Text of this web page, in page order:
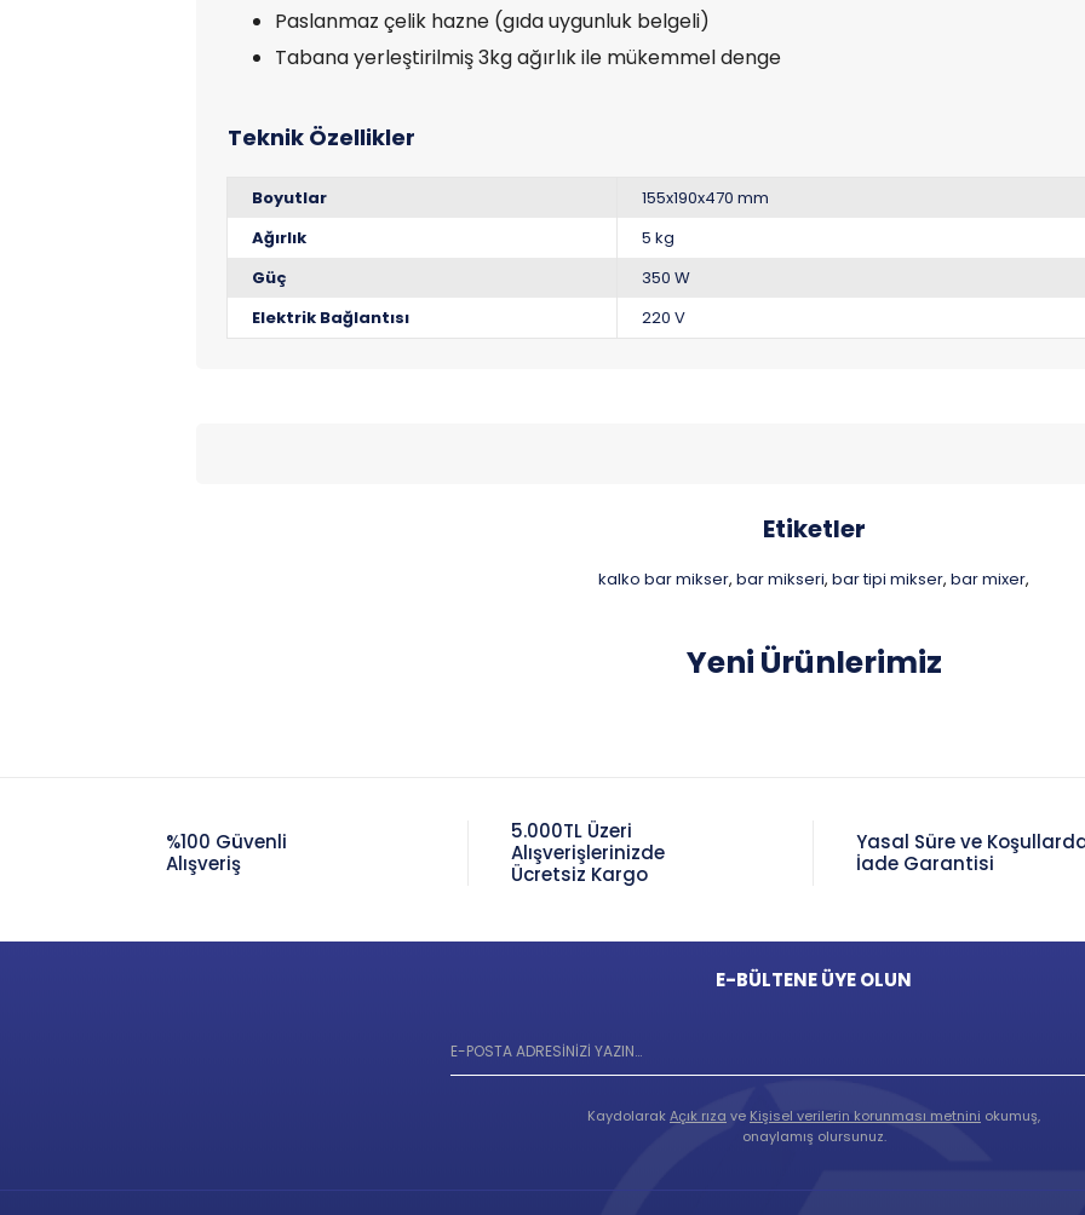
Paslanmaz çelik hazne (gıda uygunluk belgeli)
Tabana yerleştirilmiş 3kg ağırlık ile mükemmel denge
Boyutlar
155x190x470 mm
Ağırlık
5 kg
Güç
350 W
Elektrik Bağlantısı
220 V
Etiketler
kalko bar mikser, bar mikseri, bar tipi mikser, bar mixer,
Yeni Ürünlerimiz
%100 Güvenli
Alışveriş
5.000TL Üzeri
Alışverişlerinizde
Ücretsiz Kargo
Yasal Süre ve
İade Garantisi
E-BÜLTENE ÜYE OLUN
KaydolarakAçık rıza ve Kişisel verilerin korunması metnini okumuş,
onaylamış olursunuz.